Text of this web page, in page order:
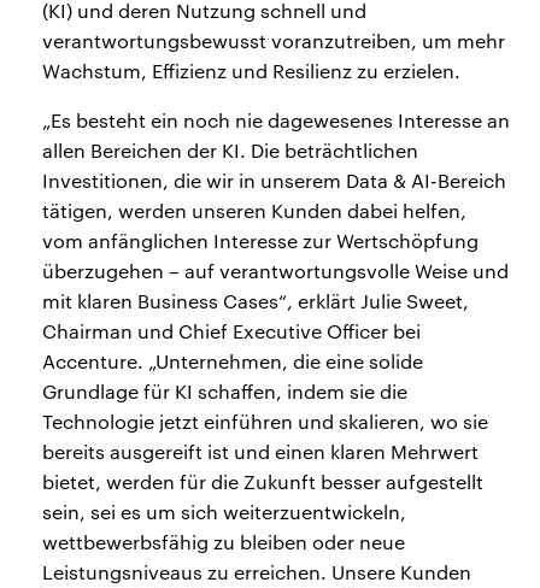
(KI) und deren Nutzung schnell und
verantwortungsbewusst voranzutreiben, um mehr
Wachstum, Effizienz und Resilienz zu erzielen.
„Es besteht ein noch nie dagewesenes Interesse an
allen Bereichen der KI. Die beträchtlichen
Investitionen, die wir in unserem Data & AI-Bereich
tätigen, werden unseren Kunden dabei helfen,
vom anfänglichen Interesse zur Wertschöpfung
überzugehen – auf verantwortungsvolle Weise und
mit klaren Business Cases“, erklärt Julie Sweet,
Chairman und Chief Executive Officer bei
Accenture. „Unternehmen, die eine solide
Grundlage für KI schaffen, indem sie die
Technologie jetzt einführen und skalieren, wo sie
bereits ausgereift ist und einen klaren Mehrwert
bietet, werden für die Zukunft besser aufgestellt
sein, sei es um sich weiterzuentwickeln,
wettbewerbsfähig zu bleiben oder neue
Leistungsniveaus zu erreichen. Unsere Kunden